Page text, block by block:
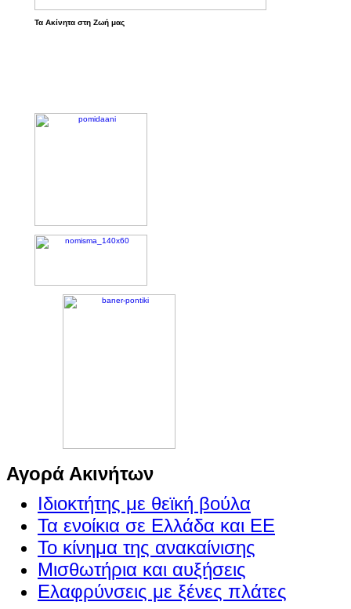
Τα Ακίνητα στη Ζωή μας
Αγορά Ακινήτων
Ιδιοκτήτης με θεϊκή βούλα
Τα ενοίκια σε Ελλάδα και ΕΕ
Το κίνημα της ανακαίνισης
Μισθωτήρια και αυξήσεις
Ελαφρύνσεις με ξένες πλάτες